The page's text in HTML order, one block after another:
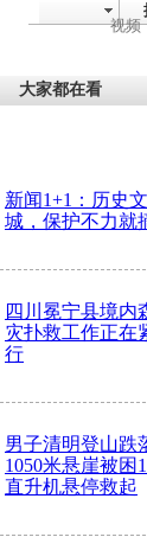
视频
大家都在看
新闻1+1：历史
城，保护不力就
四川冕宁县境内
灾扑救工作正在
行
男子清明登山跌
1050米悬崖被困
直升机悬停救起